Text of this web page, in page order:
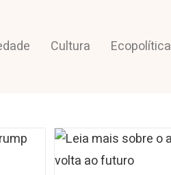
Cultura Ecopolítica